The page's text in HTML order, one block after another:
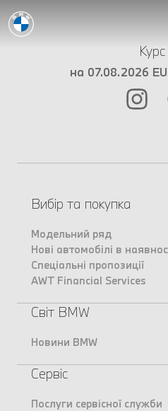
на 07.08.2026
Вибір та покупка
Модельний ряд
Нові автомобілі в
Спеціальні пропозиції
AWT Financial Services
Світ BMW
Новини BMW
Сервіс
Послуги сервісної служби